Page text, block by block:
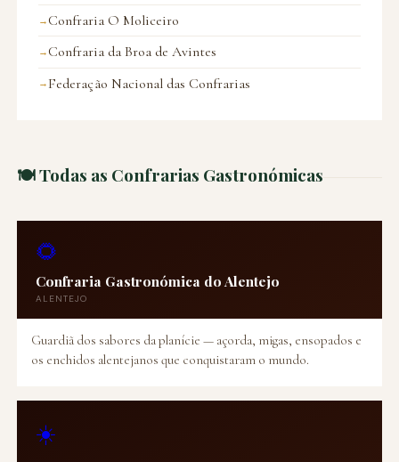
Confraria O Moliceiro
Confraria da Broa de Avintes
Federação Nacional das Confrarias
🍽️ Todas as Confrarias Gastronómicas
🌻
Confraria Gastronómica do Alentejo
ALENTEJO
Guardiã dos sabores da planície — açorda, migas, ensopados e
os enchidos alentejanos que conquistaram o mundo.
☀️